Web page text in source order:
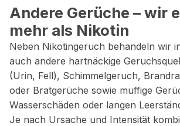
Andere Gerüche – wir
mehr als Nikotin
Neben Nikotingeruch behandeln wir
auch andere hartnäckige
(Urin, Fell), Schimmelgeruch,
oder Bratgerüche sowie muffige
Wasserschäden oder langen
Je nach Ursache und Intensität